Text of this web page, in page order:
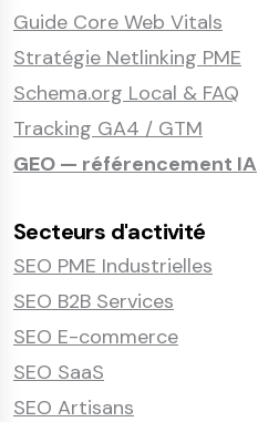
Guide Core Web Vitals
Stratégie Netlinking PME
Schema.org Local & FAQ
Tracking GA4 / GTM
GEO — référencement IA
Secteurs d'activité
SEO PME Industrielles
SEO B2B Services
SEO E-commerce
SEO SaaS
SEO Artisans